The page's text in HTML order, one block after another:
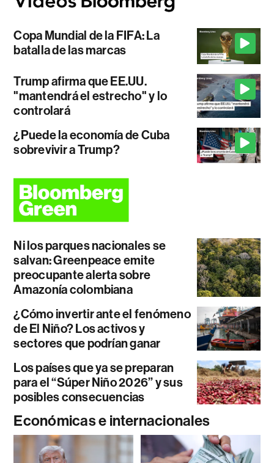
Copa Mundial de la FIFA: La
batalla de las marcas
Trump afirma que EE.UU.
"mantendrá el estrecho" y lo
controlará
¿Puede la economía de Cuba
sobrevivir a Trump?
Ni los parques nacionales se
salvan: Greenpeace emite
preocupante alerta sobre
Amazonía colombiana
¿Cómo invertir ante el fenómeno
de El Niño? Los activos y
sectores que podrían ganar
Los países que ya se preparan
para el “Súper Niño 2026” y sus
posibles consecuencias
Económicas e internacionales